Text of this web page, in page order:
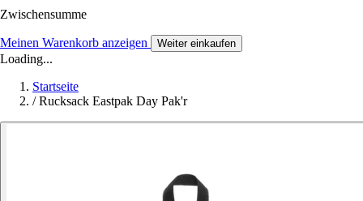
Zwischensumme
Meinen Warenkorb anzeigen Weiter einkaufen
Loading...
Startseite
/ Rucksack Eastpak Day Pak'r